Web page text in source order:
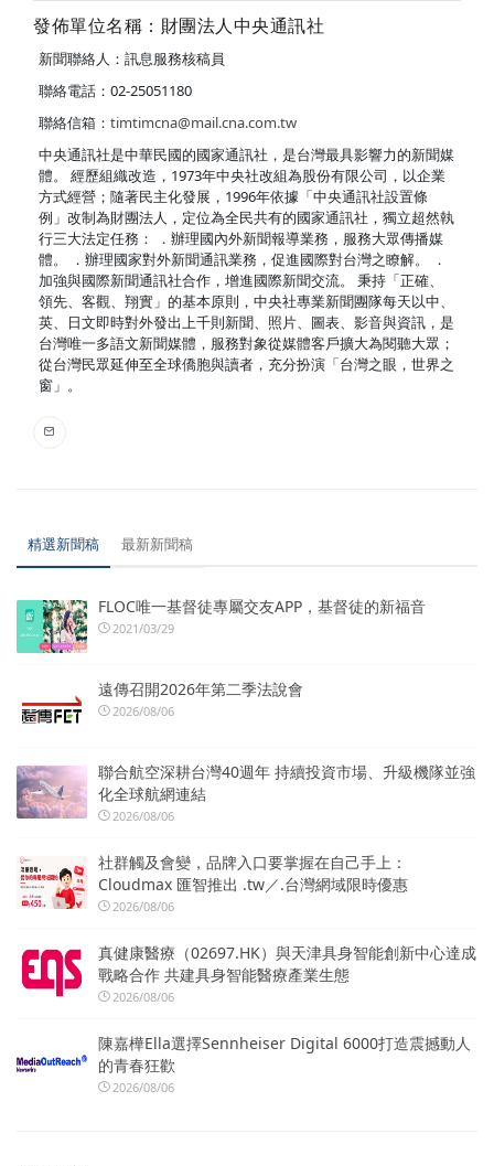
發佈單位名稱：財團法人中央通訊社
新聞聯絡人：訊息服務核稿員
聯絡電話：02-25051180
聯絡信箱： timtimcna@mail.cna.com.tw
中央通訊社是中華民國的國家通訊社，是台灣最具影響力的新聞媒
體。 經歷組織改造，1973年中央社改組為股份有限公司，以企業
方式經營；隨著民主化發展，1996年依據「中央通訊社設置條
例」改制為財團法人，定位為全民共有的國家通訊社，獨立超然執
行三大法定任務： ．辦理國內外新聞報導業務，服務大眾傳播媒
體。 ．辦理國家對外新聞通訊業務，促進國際對台灣之瞭解。 ．
加強與國際新聞通訊社合作，增進國際新聞交流。 秉持「正確、
領先、客觀、翔實」的基本原則，中央社專業新聞團隊每天以中、
英、日文即時對外發出上千則新聞、照片、圖表、影音與資訊，是
台灣唯一多語文新聞媒體，服務對象從媒體客戶擴大為閱聽大眾；
從台灣民眾延伸至全球僑胞與讀者，充分扮演「台灣之眼，世界之
窗」。
精選新聞稿 最新新聞稿
FLOC唯一基督徒專屬交友APP，基督徒的新福音
2021/03/29
遠傳召開2026年第二季法說會
2026/08/06
聯合航空深耕台灣40週年 持續投資市場、升級機隊並強
化全球航網連結
2026/08/06
社群觸及會變，品牌入口要掌握在自己手上：
Cloudmax 匯智推出 .tw／.台灣網域限時優惠
2026/08/06
真健康醫療（02697.HK）與天津具身智能創新中心達成
戰略合作 共建具身智能醫療產業生態
2026/08/06
陳嘉樺Ella選擇Sennheiser Digital 6000打造震撼動人
的青春狂歡
2026/08/06